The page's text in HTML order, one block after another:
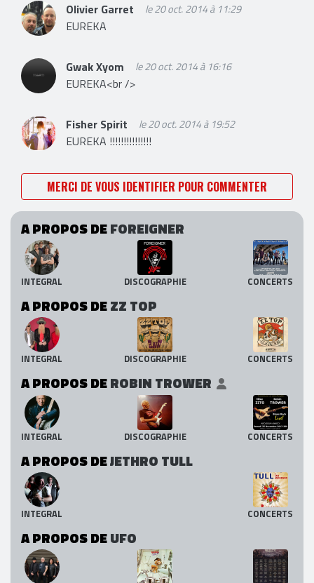
Olivier Garret le 20 oct. 2014 à 11:29
EUREKA
Gwak Xyom le 20 oct. 2014 à 16:16
EUREKA<br />
Fisher Spirit le 20 oct. 2014 à 19:52
EUREKA !!!!!!!!!!!!!!!
MERCI DE VOUS IDENTIFIER POUR COMMENTER
A PROPOS DEFOREIGNER
INTEGRAL DISCOGRAPHIE CONCERTS
A PROPOS DEZZ TOP
INTEGRAL DISCOGRAPHIE CONCERTS
A PROPOS DEROBIN TROWER
INTEGRAL DISCOGRAPHIE CONCERTS
A PROPOS DEJETHRO TULL
INTEGRAL CONCERTS
A PROPOS DEUFO